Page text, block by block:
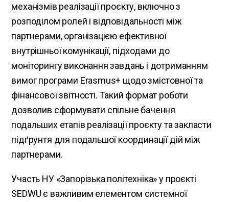
механізмів реалізації проєкту, включно з
розподілом ролей і відповідальності між
партнерами, організацією ефективної
внутрішньої комунікації, підходами до
моніторингу виконання завдань і дотриманням
вимог програми Erasmus+ щодо змістовної та
фінансової звітності. Такий формат роботи
дозволив сформувати спільне бачення
подальших етапів реалізації проєкту та закласти
підґрунтя для подальшої координації дій між
партнерами.
Участь НУ «Запорізька політехніка» у проєкті
SEDWU є важливим елементом системної